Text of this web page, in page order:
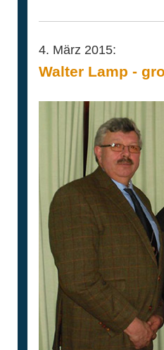
4. März 2015:
Walter Lamp -